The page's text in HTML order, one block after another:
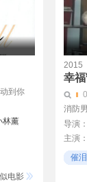
到你
林薰
电影
2015
幸
0
消防
导演
主演
催泪